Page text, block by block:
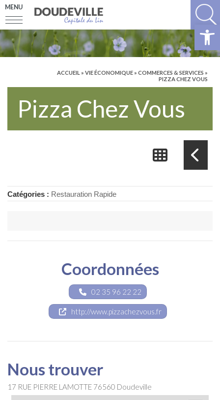
MENU
ACCUEIL » VIE ÉCONOMIQUE » COMMERCES & SERVICES »
PIZZA CHEZ VOUS
Pizza Chez Vous
Catégories : Restauration Rapide
Coordonnées
02 35 96 22 22
http://www.pizzachezvous.fr
Nous trouver
17 RUE PIERRE LAMOTTE 76560 Doudeville